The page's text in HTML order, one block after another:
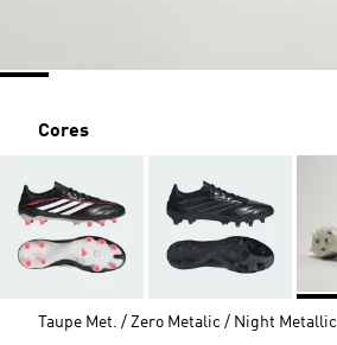
Cores
Taupe Met. / Zero Metalic / Night Metallic